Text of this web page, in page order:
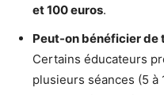
et 100 euros.
Peut-on bénéficier de
Certains éducateurs
plusieurs séances (5 à